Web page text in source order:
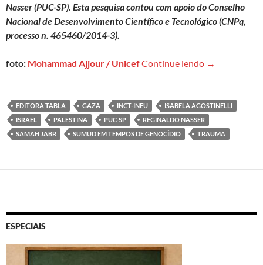
Nasser (PUC-SP). Esta pesquisa contou com apoio do Conselho
Nacional de Desenvolvimento Científico e Tecnológico (CNPq,
processo n. 465460/2014-3).
foto: Mohammad Ajjour / UnicefContinue lendo Trauma
→
EDITORA TABLA GAZA INCT-INEU
ISABELA AGOSTINELLI
ISRAEL
PALESTINA PUC-SP
REGINALDO NASSER
SAMAH JABR
SUMUD EM TEMPOS DE GENOCÍDIO TRAUMA
ESPECIAIS